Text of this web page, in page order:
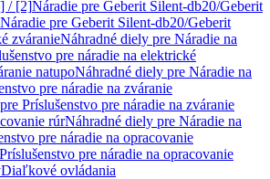
/ [2]Náradie pre Geberit Silent-db20/Geberit
pre Geberit Silent-db20/Geberit
zváranieNáhradné diely pre Náradie na
pre náradie na elektrické
natupoNáhradné diely pre Náradie na
pre náradie na zváranie
Príslušenstvo pre náradie na zváranie
rúrNáhradné diely pre Náradie na
pre náradie na opracovanie
pre náradie na opracovanie
Diaľkové ovládania